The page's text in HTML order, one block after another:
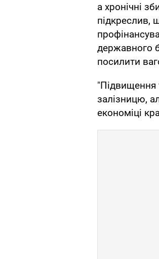
а хронічні
підкреслив,
державного
посилити
"Підвищення
залізницю,
економіці